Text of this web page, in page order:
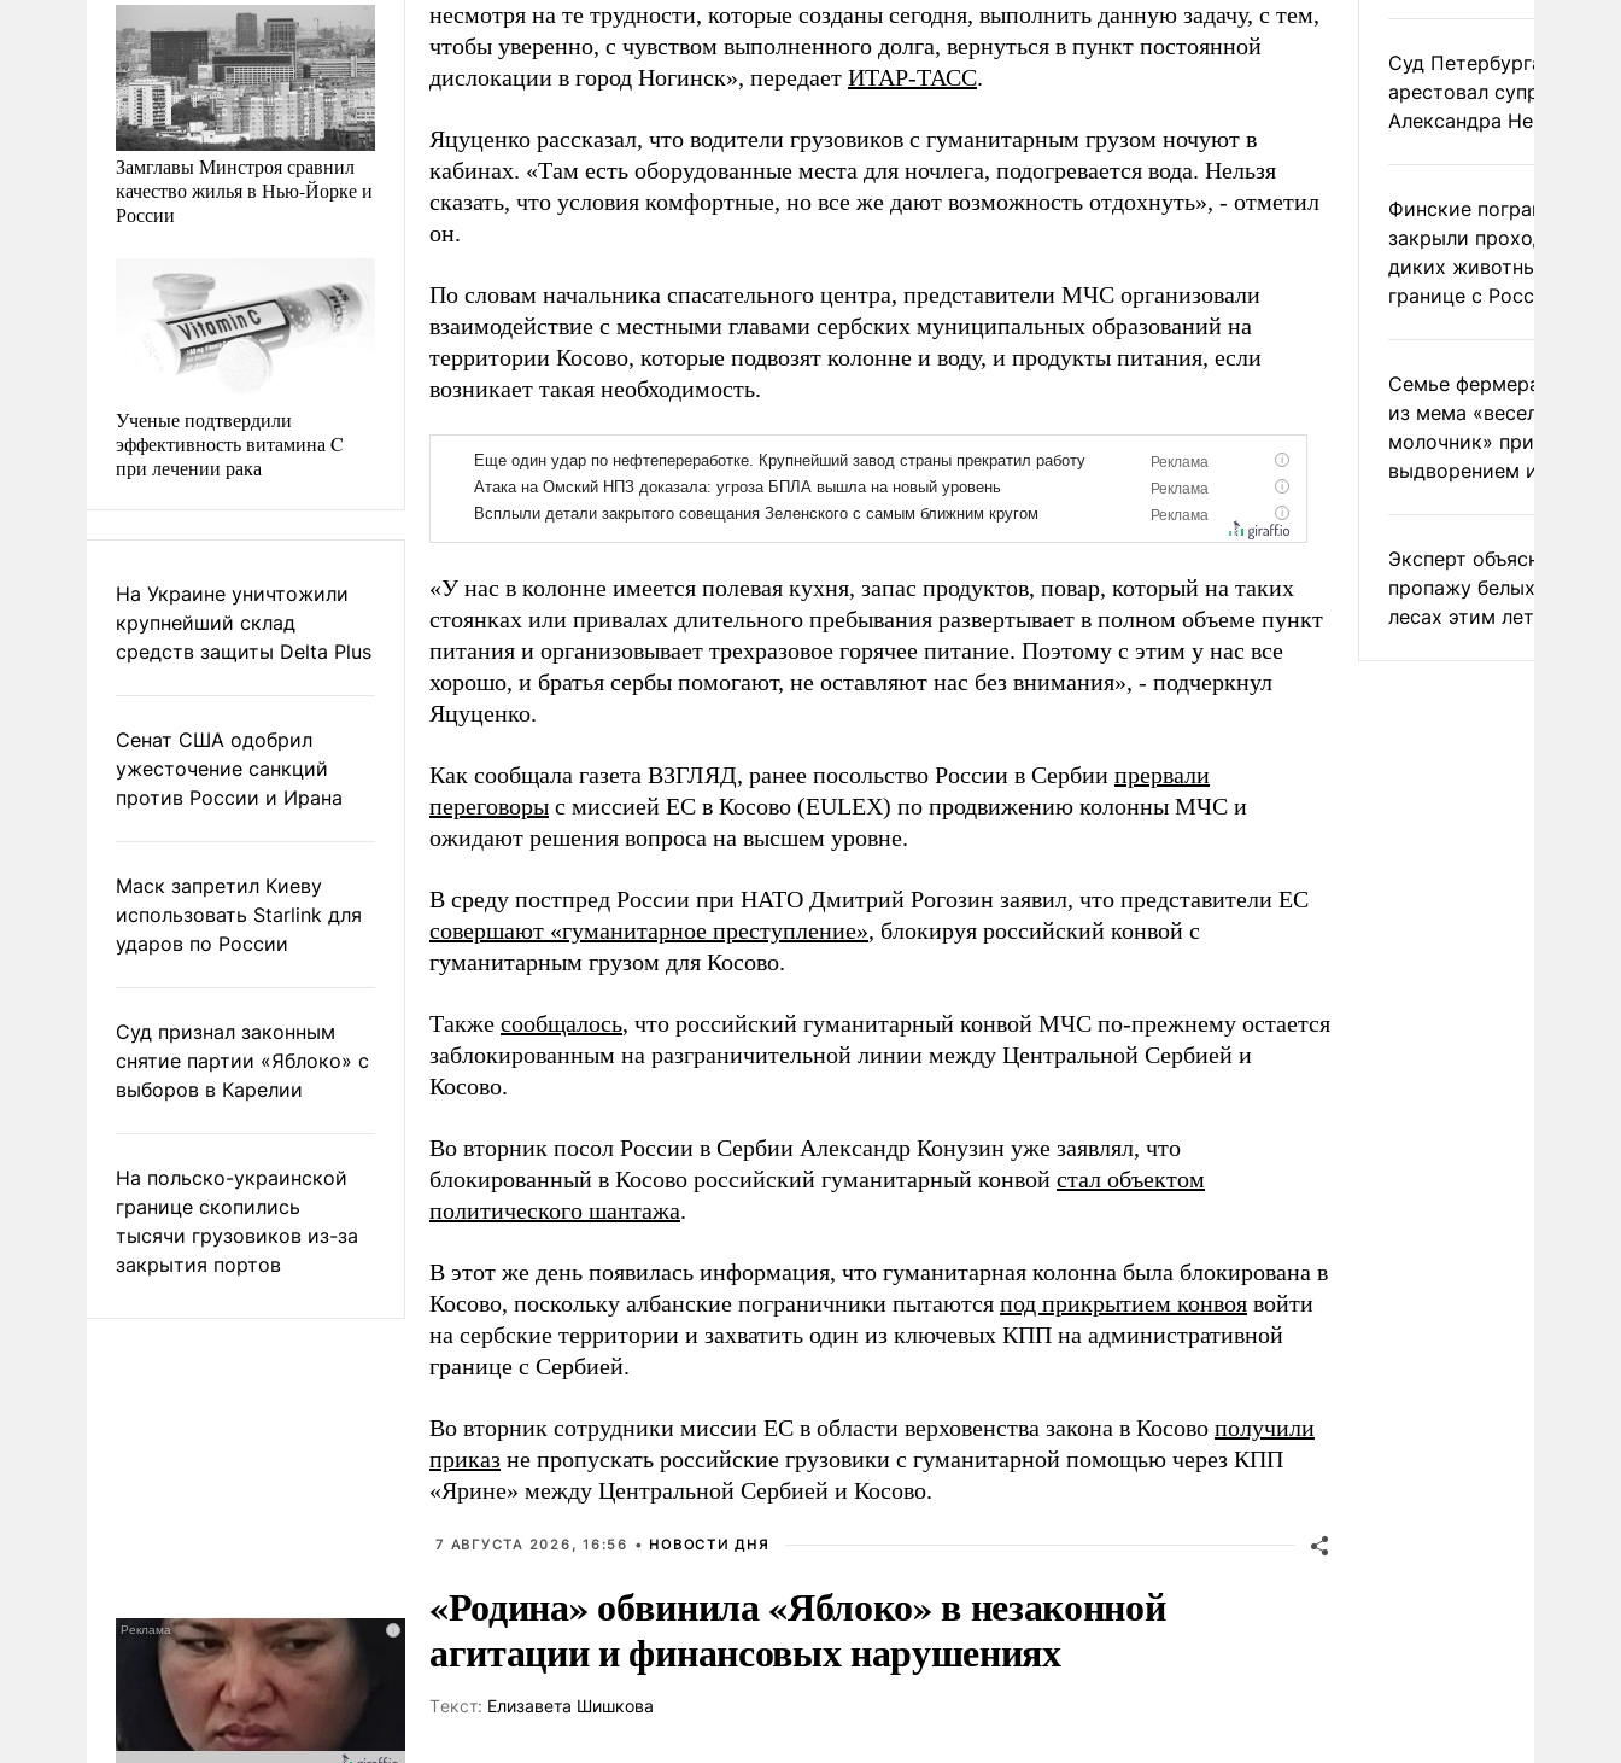
Замглавы Минстроя сравнил
качество жилья в Нью-Йорке и
России
Ученые подтвердили
эффективность витамина C
при лечении рака
На Украине уничтожили
крупнейший склад
средств защиты Delta Plus
Сенат США одобрил
ужесточение санкций
против России и Ирана
Маск запретил Киеву
использовать Starlink для
ударов по России
Суд признал законным
снятие партии «Яблоко» с
выборов в Карелии
На польско-украинской
границе скопились
тысячи грузовиков из-за
закрытия портов
несмотря на те трудности, которые созданы сегодня, выполнить данную задачу, с тем,
чтобы уверенно, с чувством выполненного долга, вернуться в пункт постоянной
дислокации в город Ногинск», передает ИТАР-ТАСС.
Яцуценко рассказал, что водители грузовиков с гуманитарным грузом ночуют в
кабинах. «Там есть оборудованные места для ночлега, подогревается вода. Нельзя
сказать, что условия комфортные, но все же дают возможность отдохнуть», - отметил
он.
По словам начальника спасательного центра, представители МЧС организовали
взаимодействие с местными главами сербских муниципальных образований на
территории Косово, которые подвозят колонне и воду, и продукты питания, если
возникает такая необходимость.
«У нас в колонне имеется полевая кухня, запас продуктов, повар, который на таких
стоянках или привалах длительного пребывания развертывает в полном объеме пункт
питания и организовывает трехразовое горячее питание. Поэтому с этим у нас все
хорошо, и братья сербы помогают, не оставляют нас без внимания», - подчеркнул
Яцуценко.
Как сообщала газета ВЗГЛЯД, ранее посольство России в Сербии прервали
переговоры с миссией ЕС в Косово (EULEX) по продвижению колонны МЧС и
ожидают решения вопроса на высшем уровне.
В среду постпред России при НАТО Дмитрий Рогозин заявил, что представители ЕС
совершают «гуманитарное преступление», блокируя российский конвой с
гуманитарным грузом для Косово.
Также сообщалось, что российский гуманитарный конвой МЧС по-прежнему остается
заблокированным на разграничительной линии между Центральной Сербией и
Косово.
Во вторник посол России в Сербии Александр Конузин уже заявлял, что
блокированный в Косово российский гуманитарный конвой стал объектом
политического шантажа.
В этот же день появилась информация, что гуманитарная колонна была блокирована в
Косово, поскольку албанские пограничники пытаются под прикрытием конвоя войти
на сербские территории и захватить один из ключевых КПП на административной
границе с Сербией.
Во вторник сотрудники миссии ЕС в области верховенства закона в Косово получили
приказ не пропускать российские грузовики с гуманитарной помощью через КПП
«Ярине» между Центральной Сербией и Косово.
7 АВГУСТА 2026, 16:56 • НОВОСТИ ДНЯ
«Родина» обвинила «Яблоко» в незаконной
агитации и финансовых нарушениях
Tекст: Елизавета Шишкова
Суд Петербурга заочно
арестовал супругу
Александра Невзорова
Финские пограничники
закрыли проходы для
диких животных на
границе с Россией
Семье фермера
из мема «веселый
молочник» пригрозили
выдворением из
Эксперт объяснил
пропажу белых грибов
лесах этим летом